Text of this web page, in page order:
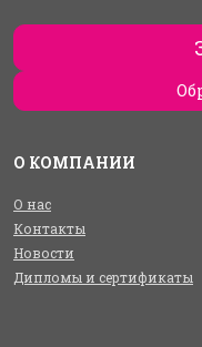
О КОМПАНИИ
О нас
Контакты
Новости
Дипломы и сертификаты